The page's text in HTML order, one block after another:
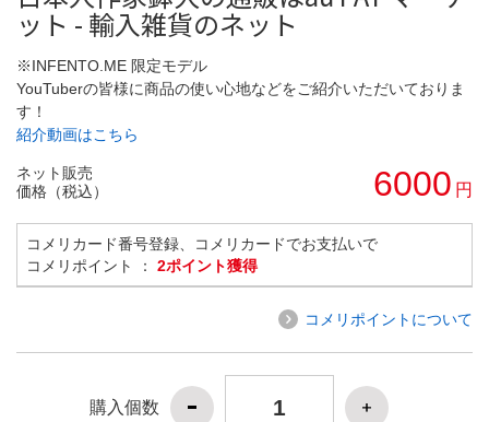
ット - 輸入雑貨のネット
※INFENTO.ME 限定モデル
YouTuberの皆様に商品の使い心地などをご紹介いただいておりま
す！
紹介動画はこちら
ネット販売
価格（税込）
6000 円
コメリカード番号登録、コメリカードでお支払いで
コメリポイント ： 2ポイント獲得
コメリポイントについて
購入個数